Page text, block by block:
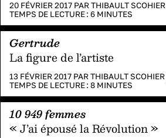
20 FÉVRIER 2017 PARTHIBAULT SCOHIER
TEMPS DE LECTURE : 6 MINUTES
Gertrude
La figure de l’artiste
13 FÉVRIER 2017 PARTHIBAULT SCOHIER
TEMPS DE LECTURE : 8 MINUTES
10 949 femmes
« J’ai épousé la Révolution »